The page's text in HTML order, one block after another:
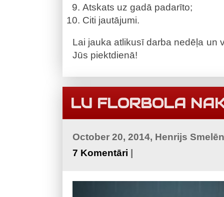
Atskats uz gadā padarīto;
Citi jautājumi.
Lai jauka atlikusī darba nedēļa un
Jūs piektdienā!
LU FLORBOLA
October 20, 2014, Henrijs
7 Komentāri